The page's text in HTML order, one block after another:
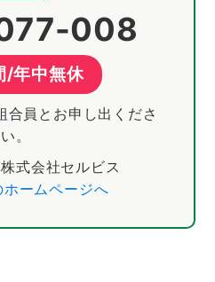
008
/年中無休
合員とお申し出くださ
い。
式会社セルビス
ホームページへ